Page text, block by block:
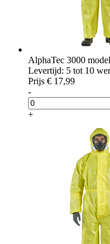
AlphaTec 3000
Levertijd: 5 tot 10
Prijs € 17,99
-
+